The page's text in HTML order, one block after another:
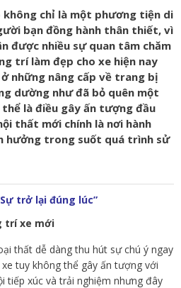
chỉ là một phương tiện di
bạn đồng hành thân thiết, vì
được nhiều sự quan tâm chăm
trí làm đẹp cho xe hiện nay
những nâng cấp về trang bị
dường như đã bỏ quên một
là điều gây ấn tượng đầu
thất mới chính là nơi hành
hưởng trong suốt quá trình sử
trở lại đúng lúc”
trí xe mới
thất dễ dàng thu hút sự chú ý ngay
tuy không thể gây ấn tượng với
tiếp xúc và trải nghiệm nhưng đây